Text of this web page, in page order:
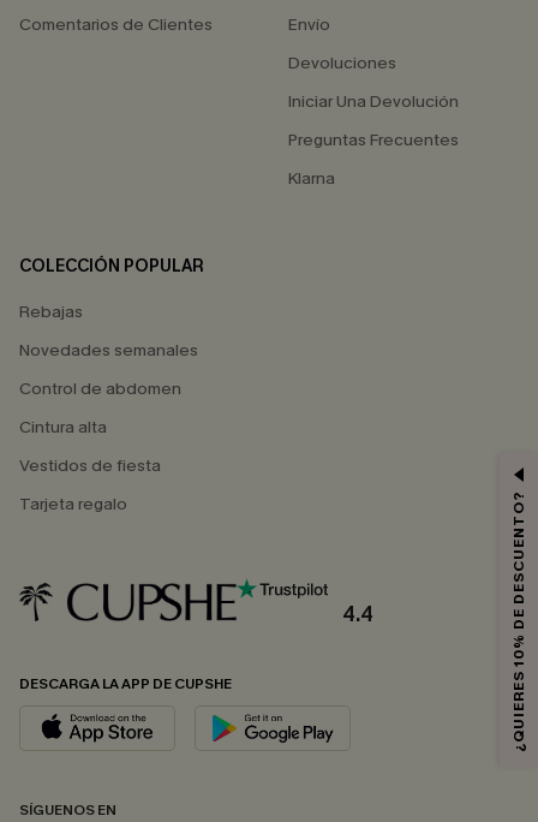
Comentarios de Clientes
Envío
Devoluciones
Iniciar Una Devolución
Preguntas Frecuentes
Klarna
COLECCIÓN POPULAR
Rebajas
Novedades semanales
Control de abdomen
Cintura alta
Vestidos de fiesta
Tarjeta regalo
4.4
DESCARGA LA APP DE CUPSHE
SÍGUENOS EN
¿QUIERES 10% DE DESCUENTO?